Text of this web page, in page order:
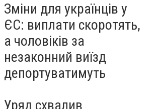
Зміни для українців у
ЄС: виплати скоротять,
а чоловіків за
незаконний виїзд
депортуватимуть
Уряд схвалив